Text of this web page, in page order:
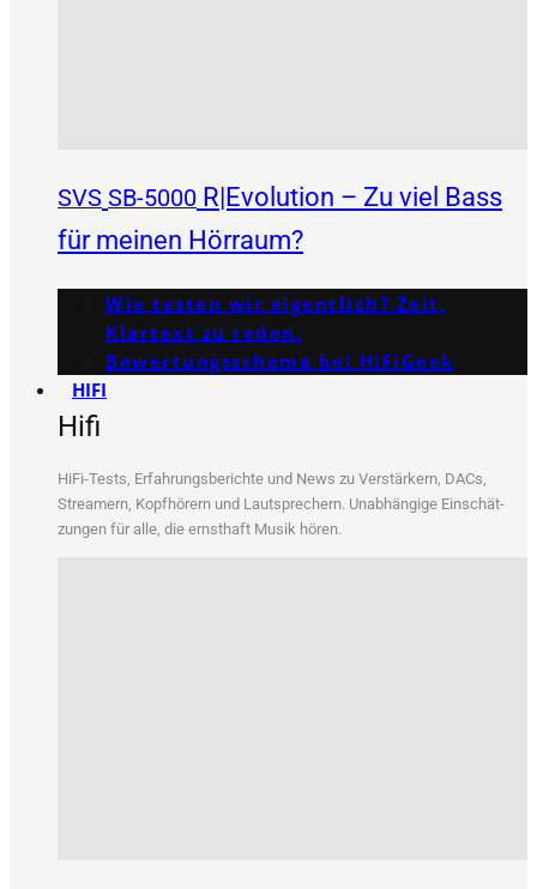
SVS SB-5000 R|Evolution – Zu viel Bass
für meinen Hörraum?
Wie testen wir eigentlich? Zeit,
Klartext zu reden.
Bewertungs­schema bei HiFiGeek
HIFI
Hifi
HiFi-Tests, Erfah­rungs­be­rich­te und News zu Ver­stär­kern, DACs,
Strea­mern, Kopf­hö­rern und Laut­spre­chern. Unab­hän­gi­ge Ein­schät­
zun­gen für alle, die ernst­haft Musik hören.